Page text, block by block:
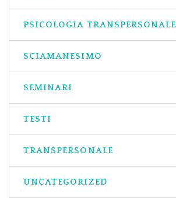
PSICOLOGIA TRANSPERSONALE
SCIAMANESIMO
SEMINARI
TESTI
TRANSPERSONALE
UNCATEGORIZED